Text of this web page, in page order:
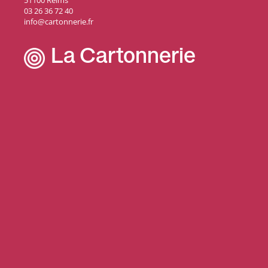
03 26 36 72 40
info@cartonnerie.fr
La Cartonnerie